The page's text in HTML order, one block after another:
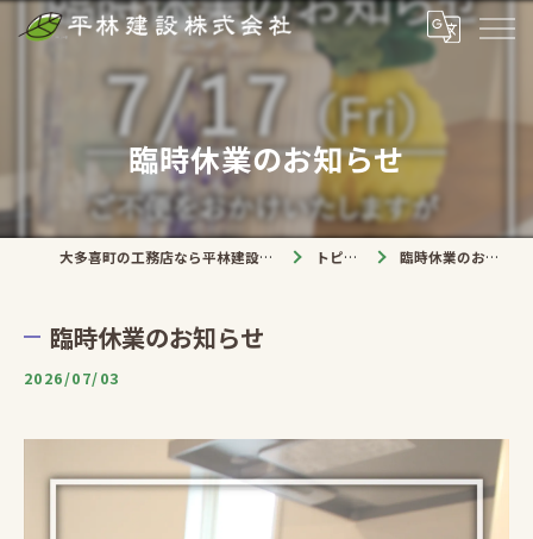
臨時休業のお知らせ
大多喜町の工務店なら平林建設株式会社 トピック 臨時休業のお知らせ
臨時休業のお知らせ
2026/07/03